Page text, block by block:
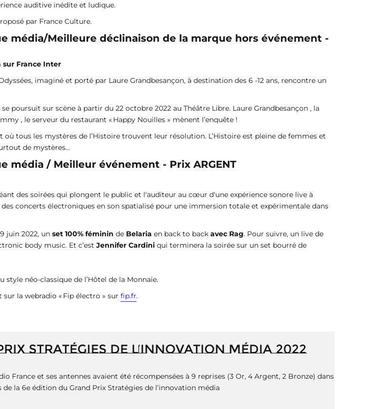
auditive inédite et ludique.
par France Culture.
média/Meilleure déclinaison de la marque hors événement -
sur France Inter
imaginé et porté par Laure Grandbesançon, à destination des 6 -12 ans, rencontre un
poursuit sur scène à partir du 22 octobre 2022 au Théâtre Libre. Laure Grandbesançon , la
, le serveur du restaurant « Happy Nouilles » mènent l’enquête !
où tous les mystères de l’Histoire trouvent leur résolution. L’Histoire est pleine de femmes et
de mystères…
/ Meilleur événement - Prix ARGENT
des soirées qui plongent le public et l'auditeur au cœur d'une expérience sonore live à
des concerts électroniques en son spatialisé pour une immersion totale et expérimentale dans
juin 2022, un set 100% féminin de Belaria en back to back avec Rag. Pour suivre, un live de
body music. Et c’est Jennifer Cardini qui terminera la soirée sur un set bourré de
néo-classique de l’Hôtel de la Monnaie.
la webradio « Fip électro » sur fip.fr.
STRATÉGIES DE L’INNOVATION MÉDIA 2022
France et ses antennes avaient été récompensées à 9 reprises (3 Or, 4 Argent, 2 Bronze) dans
de la 6e édition du Grand Prix Stratégies de l’innovation média